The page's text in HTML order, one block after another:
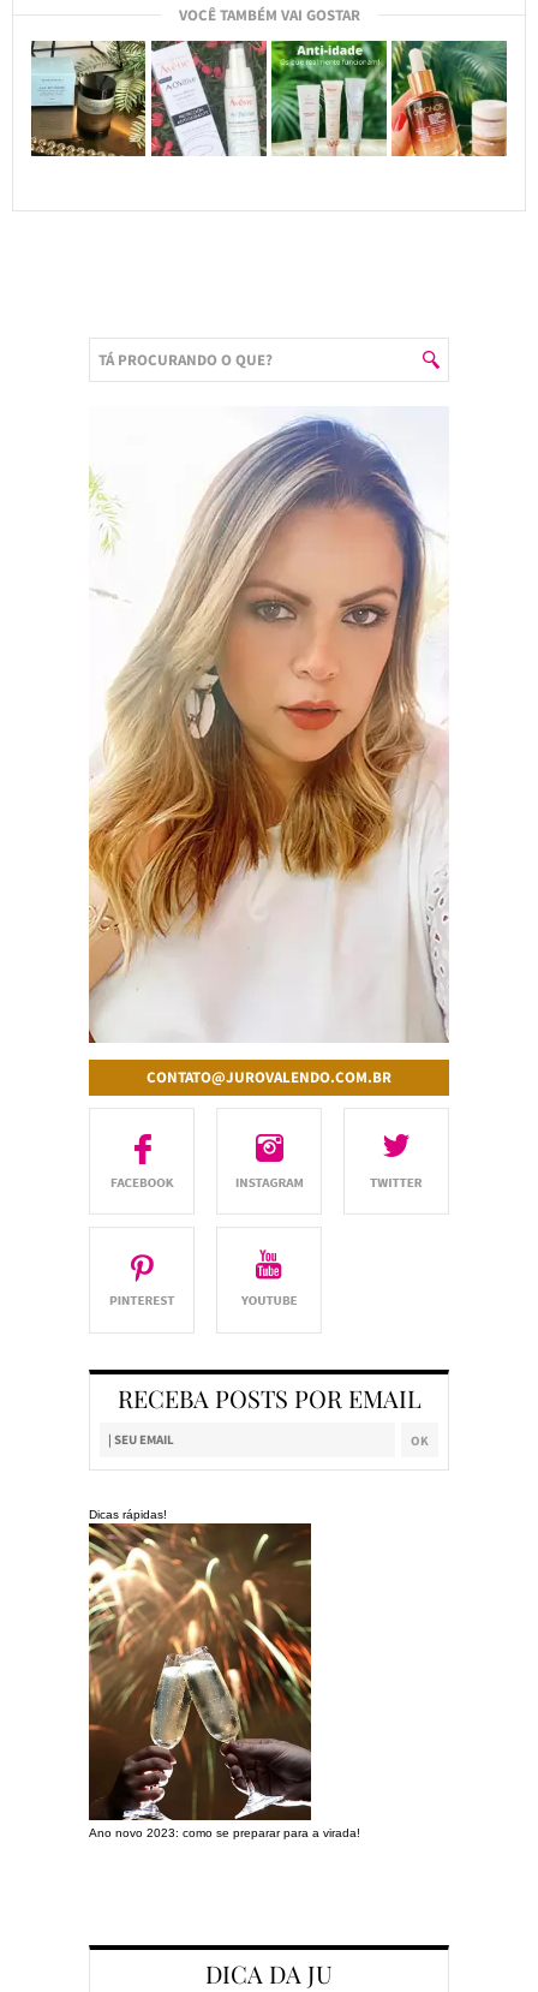
VOCÊ TAMBÉM VAI GOSTAR
CONTATO@JUROVALENDO.COM.BR
RECEBA POSTS POR EMAIL
Dicas rápidas!
Ano novo 2023: como se preparar para a virada!
DICA DA JU